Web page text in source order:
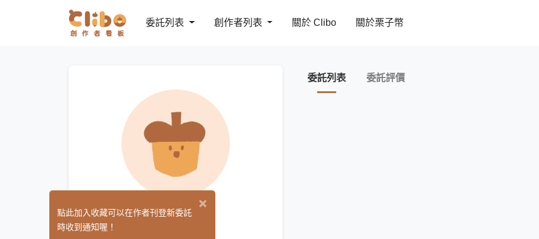
委託列表 創作者列表 關於 Clibo 關於栗子幣
隨和 (0)
委託列表 委託評價
×
點此加入收藏可以在作者刊登新委託
時收到通知喔！